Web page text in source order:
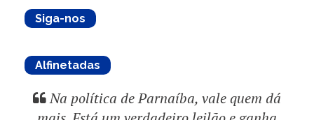
Siga-nos
Alfinetadas
Na política de Parnaíba, vale quem dá